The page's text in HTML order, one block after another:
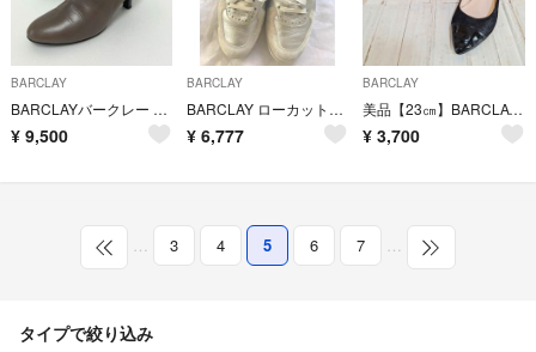
BARCLAY
BARCLAYバークレー ブーティー ショートブーツ 23.5 ブラウン グレー
¥ 9,500
BARCLAY
BARCLAY ローカットスニーカー
¥ 6,777
BARCLAY
美品【23㎝】BARCLAY 日本製 エナメルポインテッドトゥ パンプス 黒 フラットシューズ
¥ 3,700
… 3 4 5 6 7 …
タイプで絞り込み